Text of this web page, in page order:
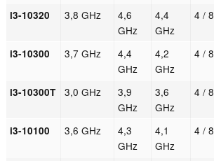
i3-10320 3,8 GHz
4,6
GHz
4,4
GHz
4 / 8
i3-10300 3,7 GHz
4,4
GHz
4,2
GHz
4 / 8
i3-10300T 3,0 GHz
3,9
GHz
3,6
GHz
4 / 8
i3-10100 3,6 GHz
4,3
GHz
4,1
GHz
4 / 8